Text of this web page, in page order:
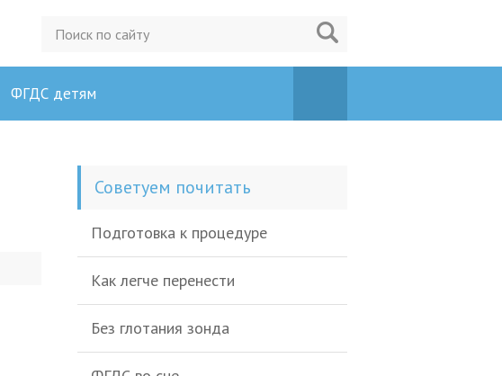
ФГДС детям
Советуем почитать
Подготовка к процедуре
Как легче перенести
Без глотания зонда